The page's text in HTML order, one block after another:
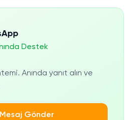
Destek
Anında yanıt alın ve
Mesaj Gönder